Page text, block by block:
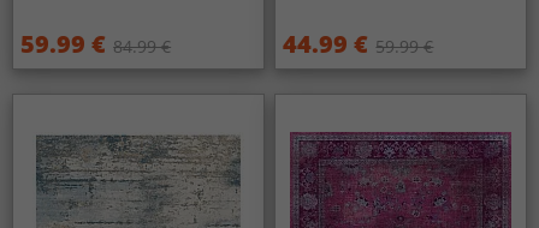
59.99 € 84.99 € 44.99 € 59.99 €